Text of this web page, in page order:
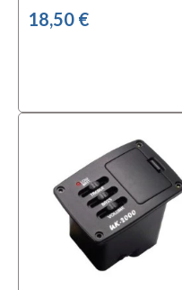
Pickup
per Altri
Condizione
18,50 €